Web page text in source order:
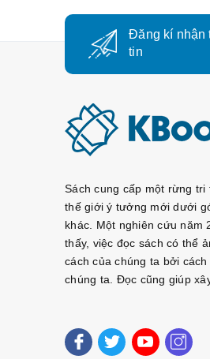
+ 교통 - GIAO THÔNG
+ 인물 - NHÂN VẬT
+ 전화 - ĐIỆN THOẠI
+ 인테넷 - INTERNET
+ 테크놀로지 /기술 -
+ 은행 - NGÂN HÀNG
+ 경찰 - CẢNH SÁT
2. CHỦ ĐỀ BÀN LUẬN (
+ 환경 - MÔI TRƯỜNG
+ 문화 - VĂN HÓA
Đăng kí nhận
tin
Sách cung cấp một rừng
thế giới ý tưởng mới dưới
khác. Một nghiên cứu năm
thấy, việc đọc sách có thể
cách của chúng ta bởi
chúng ta. Đọc cũng giúp